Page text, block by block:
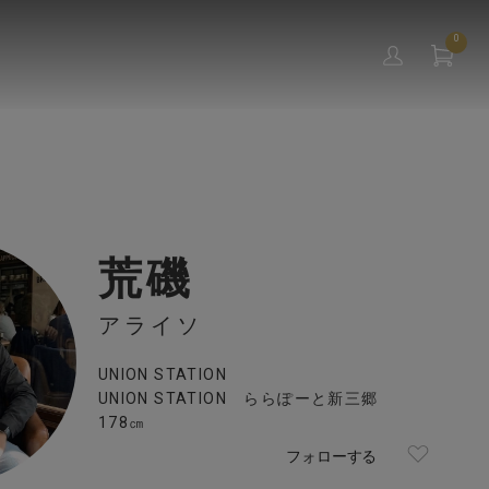
0
荒磯
アライソ
UNION STATION
UNION STATION ららぽーと新三郷
178㎝
フォローする